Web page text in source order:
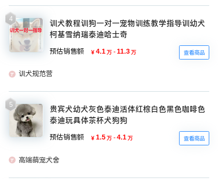
4
训犬教程训狗一对一宠物训练教学指导训幼犬
柯基雪纳瑞泰迪哈士奇
预估销售额 ￥ 4.1万 - 11.3万 查看商品
训犬规范营
5
贵宾犬幼犬灰色泰迪活体红棕白色黑色咖啡色
泰迪玩具体茶杯犬狗狗
预估销售额 ￥ 1.5万 - 4.1万 查看商品
高端萌宠犬舍